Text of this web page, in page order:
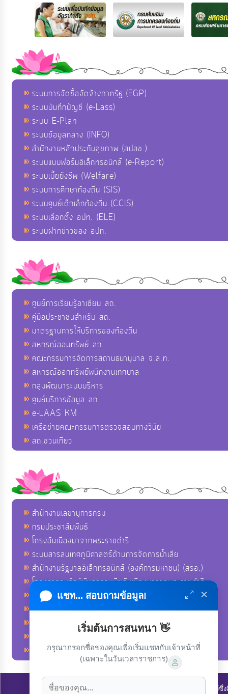
ระบบการจัดซื้อจัดจ้างภาครัฐ (EGP)
ระบบบันทึกบัญชี (e-Lass)
ระบบ E-Plan
ระบบข้อมูลกลาง (INFO)
สำนักงานหลักประกันสุขภาพ (สปสช.)
ระบบแบบฟอร์มอิเล็กทรอนิกส์ (e-Report)
ระบบเบี้ยยังชีพ (Welfare)
ระบบการศึกษาท้องถิ่น (SIS)
ระบบศูนย์เด็กเล็กท้องถิ่น (CCIS)
ระบบเลือกตั้ง อปท. (ELE)
ระบบฝากข่าวของ อปท.
ศูนย์การเรียนรู้อาเซียน สถ.
คู่มือประชาชนสำหรับ สถ.
มาตรฐานการให้บริการของท้องถิ่น
สหกรณ์ออมทรัพย์ สถ.
คณะกรรมการจัดการสถานธนานุบาล จ.ส.ท.
สหกรณ์ออกทรัพย์พนักงานเทศบาล
กลุ่มพัฒนาระบบบริหาร
ศูนย์บริการข้อมูล สถ.
e-LAAS KM
เครือข่ายคณะกรรมการตรวจสอบทางวินัย
สถ.ชวนเที่ยว
สำนักงานเลขานุการกรม
กรมประชาสัมพันธ์
โครงอันเนื่องมาจากพระราชดำริ
ระบบสารสนเทศภูมิศาสตร์ด้านการจัดการน้ำเสีย
สำนักงานรัฐบาลอิเล็กทรอนิกส์ (องค์การมหาชน) (สรอ.)
โครงการอนุรักษ์พันธุกรรมพืชอันเนื่องมาจากพระราชดำริ
คลังข่าวมหาไทย
คู่มือตาม พ.ร.บ.อำนวยความสดวกฯ
ฐานข้อมูลหน่วยงานภาครัฐ (INFO)
ศูนย์อำนวยการบริหารจังหวัดชายแดนภาคใต้ ศอ.บต.
ลิขสิทธิ์ © 2022-2023 องค์การบริหารส่วนตำบลนาโพธิ์. ขอสงวนไว้
แชท... สอบถามข้อมูล! ×
เริ่มต้นการสนทนา 👋
กรุณากรอกชื่อของคุณเพื่อเริ่มแชทกับเจ้าหน้าที่
(เฉพาะในวันเวลาราชการ)